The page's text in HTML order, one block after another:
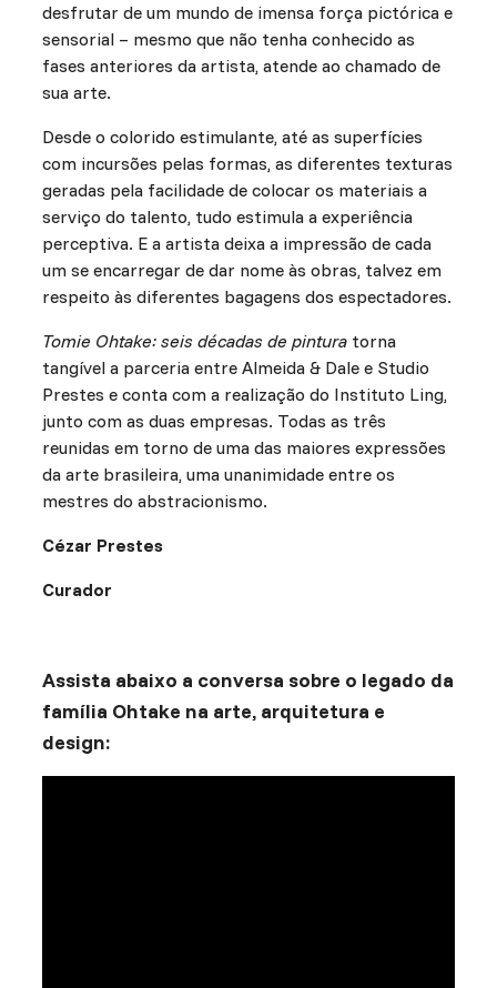
desfrutar de um mundo de imensa força pictórica e
sensorial – mesmo que não tenha conhecido as
fases anteriores da artista, atende ao chamado de
sua arte.
Desde o colorido estimulante, até as superfícies
com incursões pelas formas, as diferentes texturas
geradas pela facilidade de colocar os materiais a
serviço do talento, tudo estimula a experiência
perceptiva. E a artista deixa a impressão de cada
um se encarregar de dar nome às obras, talvez em
respeito às diferentes bagagens dos espectadores.
Tomie Ohtake: seis décadas de pinturatorna
tangível a parceria entre Almeida & Dale e Studio
Prestes e conta com a realização do Instituto Ling,
junto com as duas empresas. Todas as três
reunidas em torno de uma das maiores expressões
da arte brasileira, uma unanimidade entre os
mestres do abstracionismo.
Cézar Prestes
Curador
Assista abaixo a conversa sobre o legado da
família Ohtake na arte, arquitetura e
design: